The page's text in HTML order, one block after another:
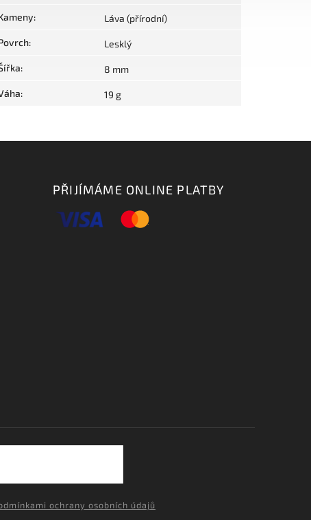
: Láva (přírodní)
: Lesklý
: 8 mm
: 19 g
PŘIJÍMÁME ONLINE PLATBY
ochrany osobních údajů